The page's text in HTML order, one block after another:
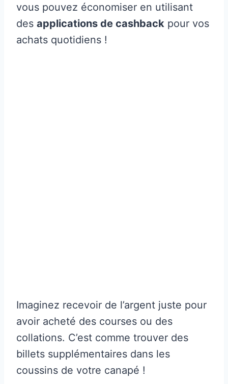
vous pouvez économiser en utilisant
des applications de cashback pour vos
achats quotidiens !
Imaginez recevoir de l’argent juste pour
avoir acheté des courses ou des
collations. C’est comme trouver des
billets supplémentaires dans les
coussins de votre canapé !